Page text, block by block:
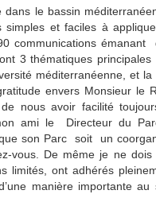
le bassin
et faciles à
3 thématiques
méditerranéenne, et
envers Monsieur le
avoir facilité
ami le Directeur du
son Parc soit un
vous. De même je ne
limités, ont adhérés
manière importante